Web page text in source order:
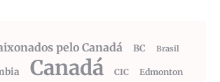
pelo Canadá BC Brasil
Canadá CIC
Edmonton